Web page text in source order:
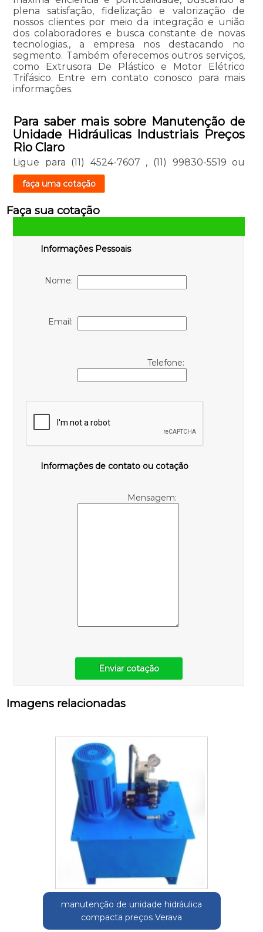
plena satisfação, fidelização e valorização de
nossos clientes por meio da integração e união
dos colaboradores e busca constante de novas
tecnologias., a empresa nos destacando no
segmento. Também oferecemos outros serviços,
como Extrusora De Plástico e Motor Elétrico
Trifásico. Entre em contato conosco para mais
informações.
Para saber mais sobre Manutenção de
Unidade Hidráulicas Industriais Preços
Rio Claro
Ligue para (11) 4524-7607 , (11) 99830-5519 ou
faça uma cotação
Faça sua cotação
Informações Pessoais
Nome:
Email:
Telefone:
Informações de contato ou cotação
Mensagem:
Enviar cotação
Imagens relacionadas
manutenção de unidade hidráulica
compacta preços Verava